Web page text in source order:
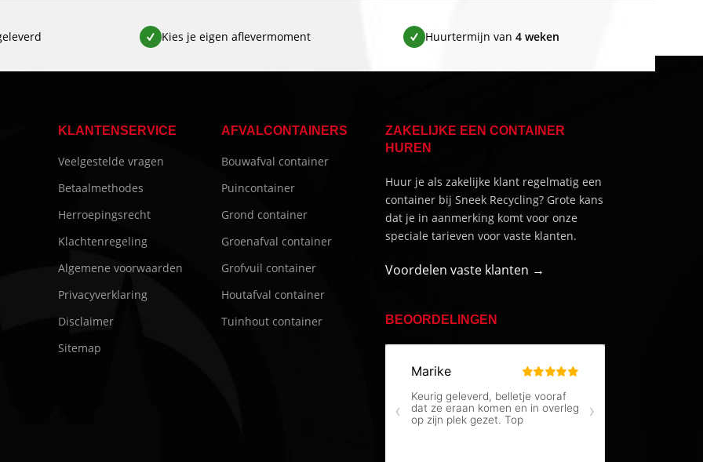
Kies je eigen aflevermoment Huurtermijn van 4 weken
KLANTENSERVICE
Veelgestelde vragen
Betaalmethodes
Herroepingsrecht
Klachtenregeling
Algemene voorwaarden
Privacyverklaring
Disclaimer
Sitemap
AFVALCONTAINERS
Bouwafval container
Puincontainer
Grond container
Groenafval container
Grofvuil container
Houtafval container
Tuinhout container
ZAKELIJKE EEN CONTAINER
HUREN
Huur je als zakelijke klant regelmatig een
container bij Sneek Recycling? Grote kans
dat je in aanmerking komt voor onze
speciale tarieven voor vaste klanten.
Voordelen vaste klanten →
BEOORDELINGEN